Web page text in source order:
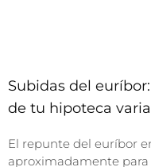
Subidas del
de tu hipoteca
El repunte del euríbor
aproximadamente